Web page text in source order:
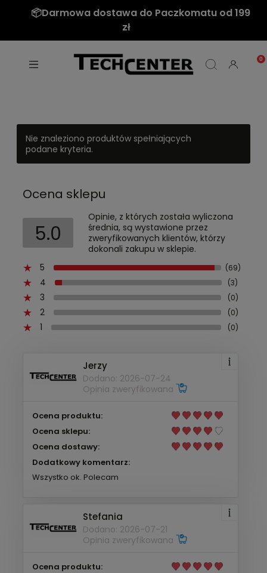
📦Darmowa dostawa do Paczkomatu od 199
zł
Nie znaleziono produktów spełniających
podane kryteria.
Ocena sklepu
5.0
Opinie, z których została wyliczona
średnia, są wystawione przez
zweryfikowanych klientów, którzy
dokonali zakupu w sklepie.
5
(69)
4 (3)
3 (0)
2 (0)
1 (0)
Jerzy
Dodano: 2026-07-24
Opinia zweryfikowana
Ocena produktu:
Ocena sklepu:
Ocena dostawy:
Dodatkowy komentarz:
Wszystko ok. Polecam
Stefania
Dodano: 2026-07-21
Opinia zweryfikowana
Ocena produktu: